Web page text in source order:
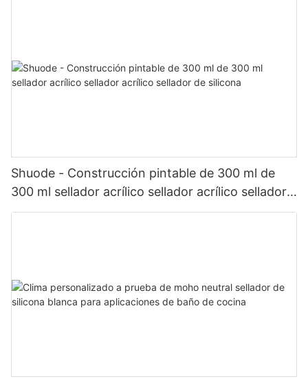
Shuode - Construcción pintable de 300 ml de
300 ml sellador acrílico sellador acrílico sellador
de silicona